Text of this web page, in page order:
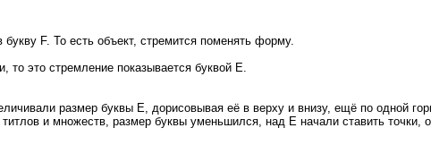
букву F. То есть объект, стремится поменять форму.
это стремление показывается буквой Е.
размер буквы Е, дорисовывая её в верху и внизу, ещё по одной
и множеств, размер буквы уменьшился, над Е начали ставить